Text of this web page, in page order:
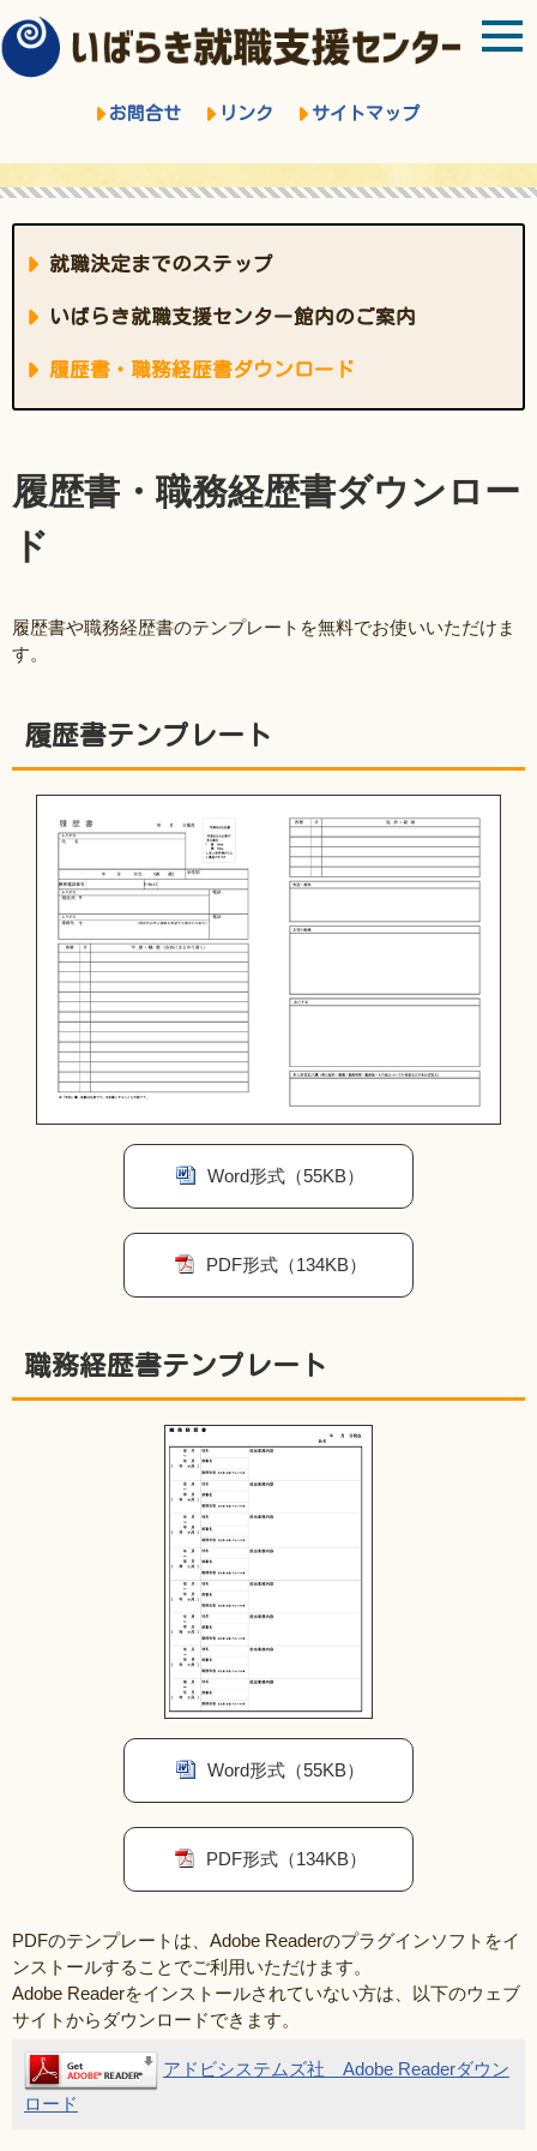
お問合せ リンク サイトマップ
就職決定までのステップ
いばらき就職支援センター館内のご案内
履歴書・職務経歴書ダウンロード
履歴書・職務経歴書ダウンロー
ド
履歴書や職務経歴書のテンプレートを無料でお使いいただけま
す。
履歴書テンプレート
Word形式（55KB）
PDF形式（134KB）
職務経歴書テンプレート
Word形式（55KB）
PDF形式（134KB）
PDFのテンプレートは、Adobe Readerのプラグインソフトをイ
ンストールすることでご利用いただけます。
Adobe Readerをインストールされていない方は、以下のウェブ
サイトからダウンロードできます。
アドビシステムズ社 Adobe Readerダウン
ロード